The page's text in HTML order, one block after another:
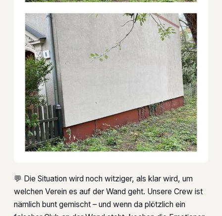
💬 Die Situation wird noch witziger, als klar wird, um
welchen Verein es auf der Wand geht. Unsere Crew ist
nämlich bunt gemischt – und wenn da plötzlich ein